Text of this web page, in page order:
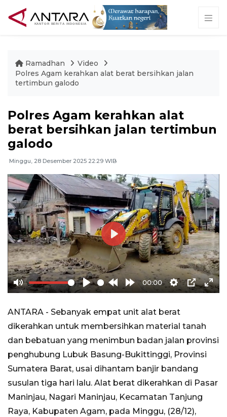
Ramadhan
Video
Polres Agam kerahkan alat berat bersihkan jalan
tertimbun galodo
Polres Agam kerahkan alat
berat bersihkan jalan tertimbun
galodo
Minggu, 28 Desember 2025 22:29 WIB
Mute Play
Rewind
10s
Forward
10s
00:00
Settings
PIP
Play
ANTARA - Sebanyak empat unit alat berat
dikerahkan untuk membersihkan material tanah
dan bebatuan yang menimbun badan jalan provinsi
penghubung Lubuk Basung-Bukittinggi, Provinsi
Sumatera Barat, usai dihantam banjir bandang
susulan tiga hari lalu. Alat berat dikerahkan di Pasar
Maninjau, Nagari Maninjau, Kecamatan Tanjung
Raya, Kabupaten Agam, pada Minggu, (28/12),